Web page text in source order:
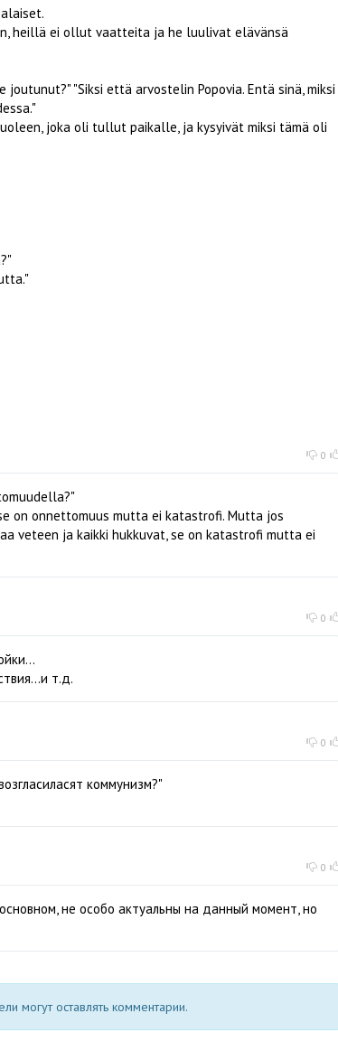
heillä ei ollut vaatteita ja he luulivat elävänsä
"Siksi että arvostelin Popovia. Entä sinä, miksi
joka oli tullut paikalle, ja kysyivät miksi tämä oli
0
on onnettomuus mutta ei katastrofi. Mutta jos
veteen ja kaikki hukkuvat, se on katastrofi mutta ei
0
т.д.
0
коммунизм?"
0
не особо актуальны на данный момент, но
могут оставлять комментарии.